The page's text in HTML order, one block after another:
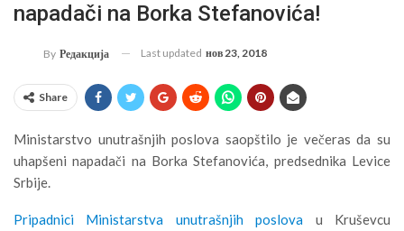
napadači na Borka Stefanovića!
By Редакција Last updated нов 23, 2018
Share
Ministarstvo unutrašnjih poslova saopštilo je večeras da su
uhapšeni napadači na Borka Stefanovića, predsednika Levice
Srbije.
Pripadnici Ministarstva unutrašnjih poslova u Kruševcu